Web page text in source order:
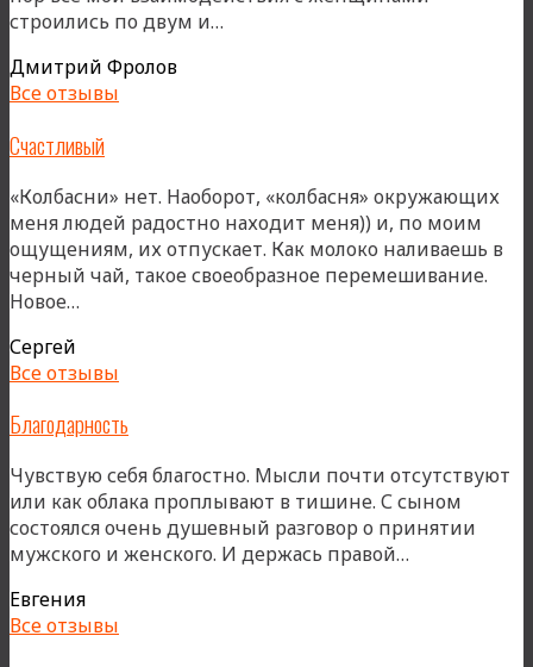
строились по двум и…
Дмитрий Фролов
Все отзывы
Счастливый
«Колбасни» нет. Наоборот, «колбасня» окружающих
меня людей радостно находит меня)) и, по моим
ощущениям, их отпускает. Как молоко наливаешь в
черный чай, такое своеобразное перемешивание.
Новое…
Сергей
Все отзывы
Благодарность
Чувствую себя благостно. Мысли почти отсутствуют
или как облака проплывают в тишине. С сыном
состоялся очень душевный разговор о принятии
мужского и женского. И держась правой…
Евгения
Все отзывы